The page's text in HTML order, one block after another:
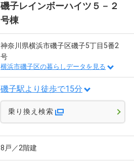
磯子レインボーハイツ５－２
号棟
神奈川県横浜市磯子区磯子5丁目5番2
号
横浜市磯子区の暮らしデータを見る
磯子駅より徒歩で15分
乗り換え検索
8戸／2階建